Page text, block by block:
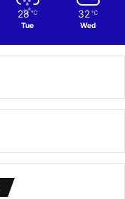
28 ℃
Tue
32 ℃
Wed